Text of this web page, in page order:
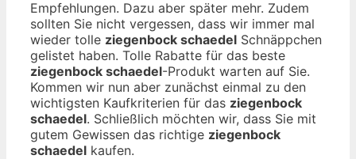
Empfehlungen. Dazu aber später mehr. Zudem
sollten Sie nicht vergessen, dass wir immer mal
wieder tolle ziegenbock schaedel Schnäppchen
gelistet haben. Tolle Rabatte für das beste
ziegenbock schaedel-Produkt warten auf Sie.
Kommen wir nun aber zunächst einmal zu den
wichtigsten Kaufkriterien für das ziegenbock
schaedel. Schließlich möchten wir, dass Sie mit
gutem Gewissen das richtige ziegenbock
schaedel kaufen.